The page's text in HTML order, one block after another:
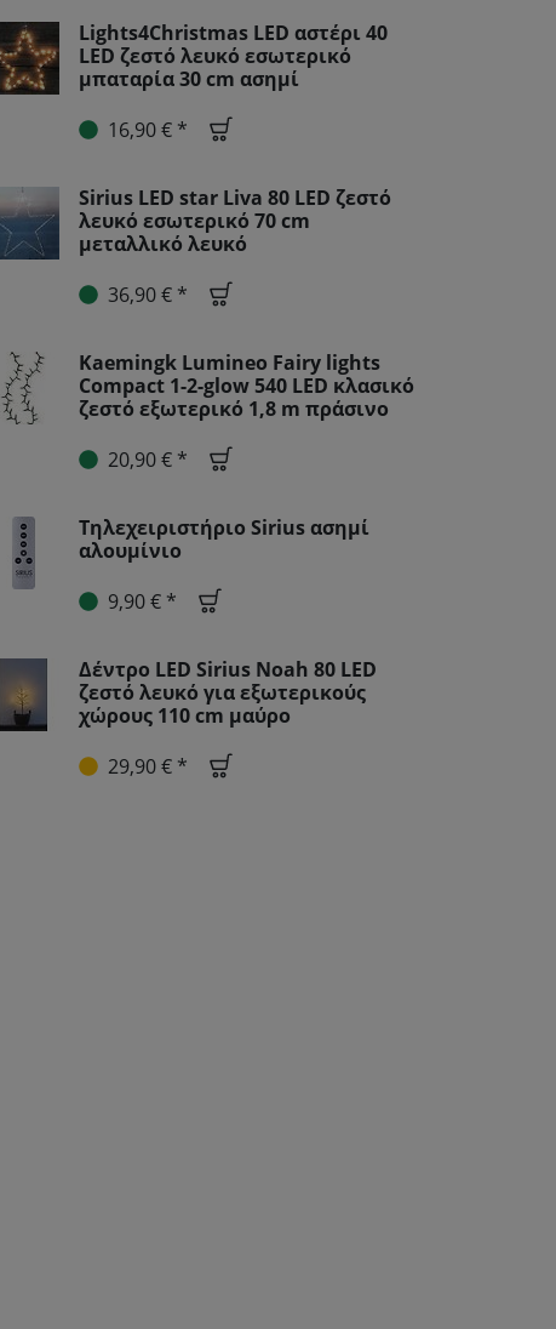
Lights4Christmas LED αστέρι 40
LED ζεστό λευκό εσωτερικό
μπαταρία 30 cm ασημί
16,90 € *
Sirius LED star Liva 80 LED ζεστό
λευκό εσωτερικό 70 cm
μεταλλικό λευκό
36,90 € *
Kaemingk Lumineo Fairy lights
Compact 1-2-glow 540 LED κλασικό
ζεστό εξωτερικό 1,8 m πράσινο
20,90 € *
Τηλεχειριστήριο Sirius ασημί
αλουμίνιο
9,90 € *
Δέντρο LED Sirius Noah 80 LED
ζεστό λευκό για εξωτερικούς
χώρους 110 cm μαύρο
29,90 € *